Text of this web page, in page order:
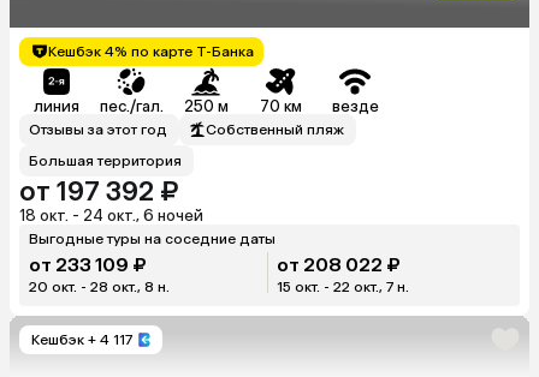
Кешбэк 4% по карте Т-Банка
линия пес./гал. 250 м 70 км везде
Отзывы за этот год
Собственный пляж
Большая территория
от 197 392 ₽
18 окт. - 24 окт., 6 ночей
Выгодные туры на соседние даты
от 233 109 ₽
20 окт. - 28 окт., 8 н.
от 208 022 ₽
15 окт. - 22 окт., 7 н.
Кешбэк + 4 117